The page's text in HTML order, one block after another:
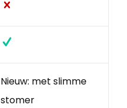
Nieuw: met slimme
stomer